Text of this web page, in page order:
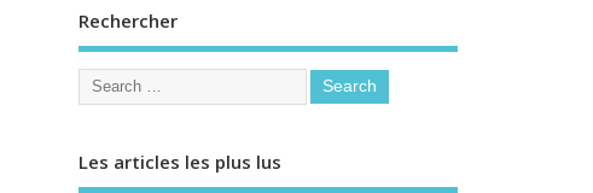
Rechercher
Les articles les plus lus